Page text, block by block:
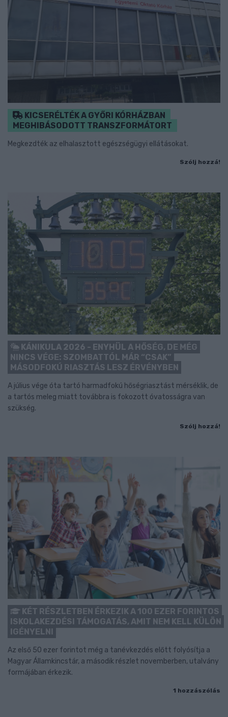
KICSERÉLTÉK A GYŐRI KÓRHÁZBAN
MEGHIBÁSODOTT TRANSZFORMÁTORT
Megkezdték az elhalasztott egészségügyi ellátásokat.
Szólj hozzá!
KÁNIKULA 2026 - ENYHÜL A HŐSÉG, DE MÉG
NINCS VÉGE: SZOMBATTÓL MÁR “CSAK”
MÁSODFOKÚ RIASZTÁS LESZ ÉRVÉNYBEN
A július vége óta tartó harmadfokú hőségriasztást mérséklik, de
a tartós meleg miatt továbbra is fokozott óvatosságra van
szükség.
Szólj hozzá!
KÉT RÉSZLETBEN ÉRKEZIK A 100 EZER FORINTOS
ISKOLAKEZDÉSI TÁMOGATÁS, AMIT NEM KELL KÜLÖN
IGÉNYELNI
Az első 50 ezer forintot még a tanévkezdés előtt folyósítja a
Magyar Államkincstár, a második részlet novemberben, utalvány
formájában érkezik.
1 hozzászólás